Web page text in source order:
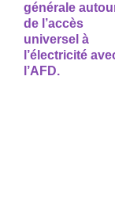
générale
de l’accès
universel à
l’électricité
l’AFD.